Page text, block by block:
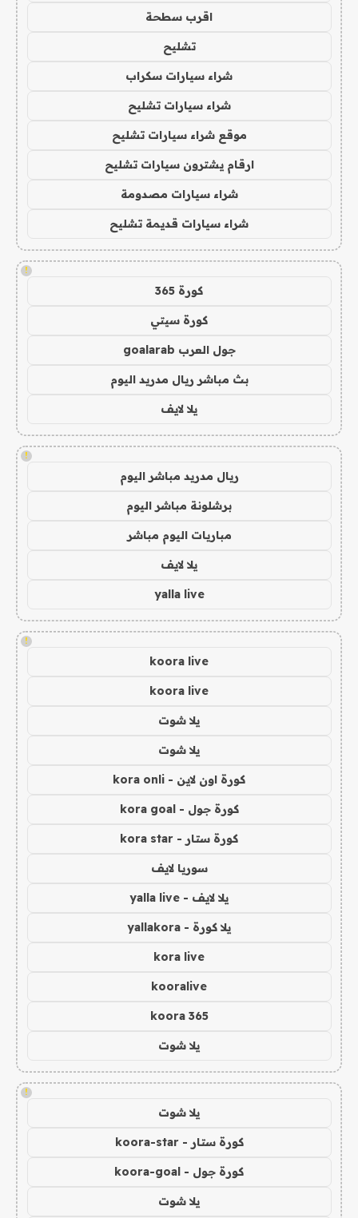
اقرب سطحة
تشليح
شراء سيارات سكراب
شراء سيارات تشليح
موقع شراء سيارات تشليح
ارقام يشترون سيارات تشليح
شراء سيارات مصدومة
شراء سيارات قديمة تشليح
!
كورة 365
كورة سيتي
جول العرب goalarab
بث مباشر ريال مدريد اليوم
يلا لايف
!
ريال مدريد مباشر اليوم
برشلونة مباشر اليوم
مباريات اليوم مباشر
يلا لايف
yalla live
!
koora live
koora live
يلا شوت
يلا شوت
كورة اون لاين - kora onli
كورة جول - kora goal
كورة ستار - kora star
سوريا لايف
يلا لايف - yalla live
يلا كورة - yallakora
kora live
kooralive
koora 365
يلا شوت
!
يلا شوت
كورة ستار - koora-star
كورة جول - koora-goal
يلا شوت